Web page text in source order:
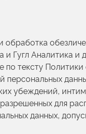
обработка
Гугл Аналитика и
по тексту
персональных
убеждений,
для
данных,